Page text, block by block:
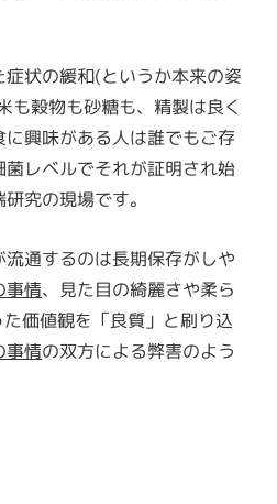
状の緩和(というか本来の姿
も穀物も砂糖も、精製は良く
興味がある人は誰でもご存
レベルでそれが証明され始
究の現場です。
通するのは長期保存がしや
事情、見た目の綺麗さや柔ら
価値観を「良質」と刷り込
事情の双方による弊害のよう